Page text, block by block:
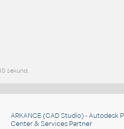
sekund.
ARKANCE (CAD Studio) - Autodesk
Center & Services Partner